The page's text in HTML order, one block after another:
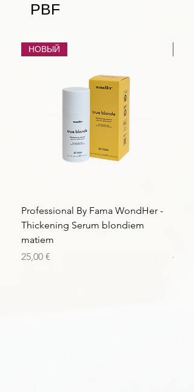
PBF
НОВЫЙ
Professional By Fama WondHer -
Thickening Serum blondiem
matiem
Цена
25,00 €
Цена
43,56